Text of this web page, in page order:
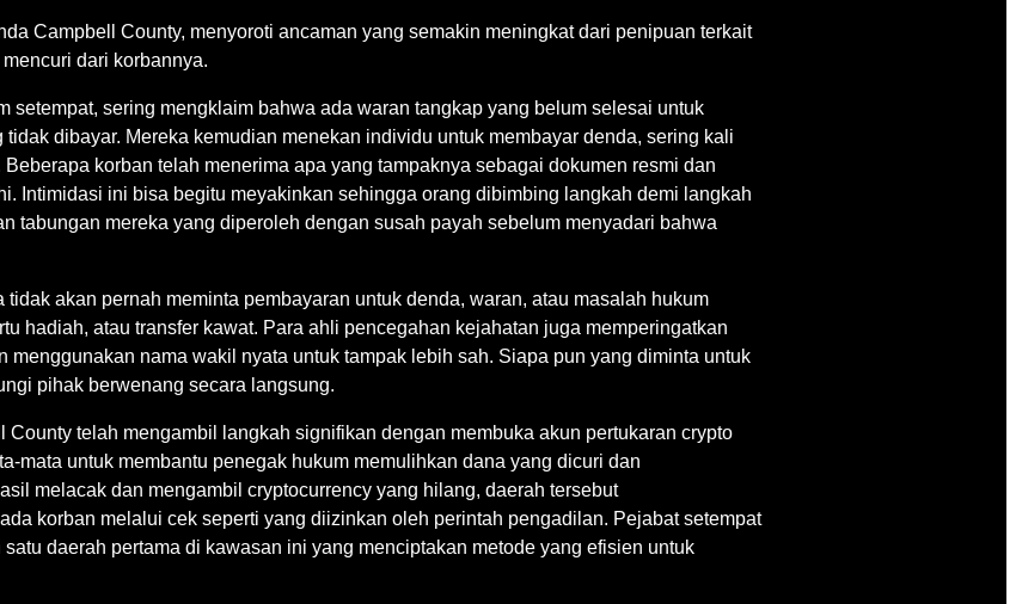
Campbell County, menyoroti ancaman yang semakin meningkat dari penipuan terkait
dari korbannya.
sering mengklaim bahwa ada waran tangkap yang belum selesai untuk
dibayar. Mereka kemudian menekan individu untuk membayar denda, sering kali
korban telah menerima apa yang tampaknya sebagai dokumen resmi dan
Intimidasi ini bisa begitu meyakinkan sehingga orang dibimbing langkah demi langkah
tabungan mereka yang diperoleh dengan susah payah sebelum menyadari bahwa
akan pernah meminta pembayaran untuk denda, waran, atau masalah hukum
hadiah, atau transfer kawat. Para ahli pencegahan kejahatan juga memperingatkan
nama wakil nyata untuk tampak lebih sah. Siapa pun yang diminta untuk
pihak berwenang secara langsung.
telah mengambil langkah signifikan dengan membuka akun pertukaran crypto
mata untuk membantu penegak hukum memulihkan dana yang dicuri dan
melacak dan mengambil cryptocurrency yang hilang, daerah tersebut
korban melalui cek seperti yang diizinkan oleh perintah pengadilan. Pejabat setempat
daerah pertama di kawasan ini yang menciptakan metode yang efisien untuk